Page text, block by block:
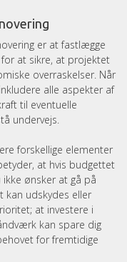
er at fastlægge
at sikre, at projektet
overraskelser. Når
alle aspekter af
til eventuelle
undervejs.
forskellige elementer
at hvis budgettet
ønsker at gå på
kan udskydes eller
at investere i
kan spare dig
for fremtidige